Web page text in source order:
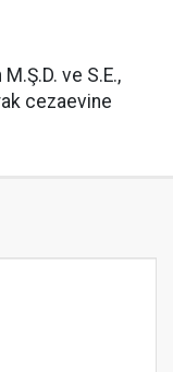
ve S.E.,
cezaevine